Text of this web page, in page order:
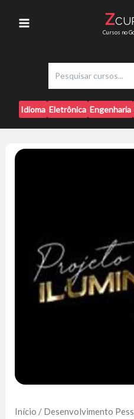
Menu
Z
Cursos no
i
Idioma Eletrônica Engenharia
Início / Desenvolvimento
Shirleyson